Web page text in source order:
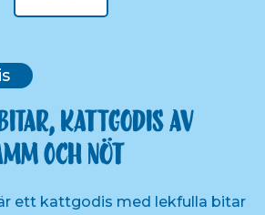
kattgodis av
och nöt
ett kattgodis med lekfulla bitar